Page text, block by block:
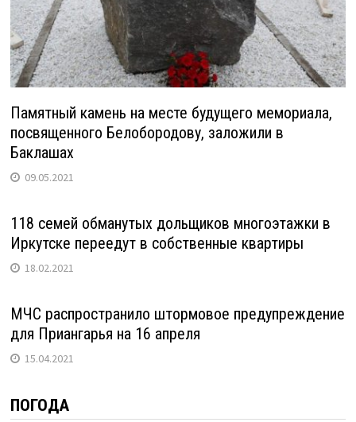
Памятный камень на месте будущего мемориала,
посвященного Белобородову, заложили в
Баклашах
09.05.2021
118 семей обманутых дольщиков многоэтажки в
Иркутске переедут в собственные квартиры
18.02.2021
МЧС распространило штормовое предупреждение
для Приангарья на 16 апреля
15.04.2021
ПОГОДА